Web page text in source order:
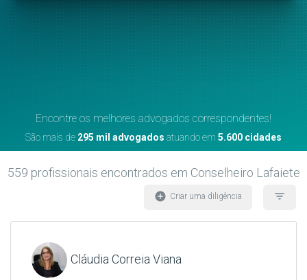
Encontre os melhores advogados correspondentes!
São mais de 295 mil advogados atuando em 5.600 cidades
559 profissionais encontrados em Conselheiro Lafaiete
filter_list
add_circle Criar uma diligência
Cláudia Correia Viana